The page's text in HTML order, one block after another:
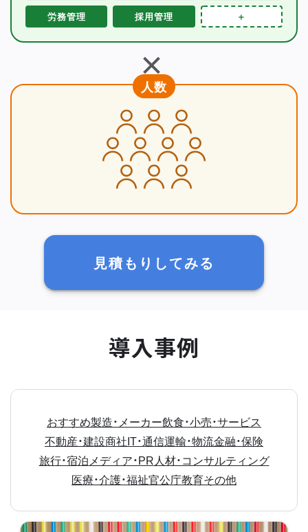
労務管理 採用管理 ＋
＋
人数
見積もりしてみる
導入事例
おすすめ製造・メーカー飲食・小売・サービス
不動産・建設商社IT・通信運輸・物流金融・保険
旅行・宿泊 メディア・PR人材・コンサルティング
医療・介護・福祉官公庁教育その他